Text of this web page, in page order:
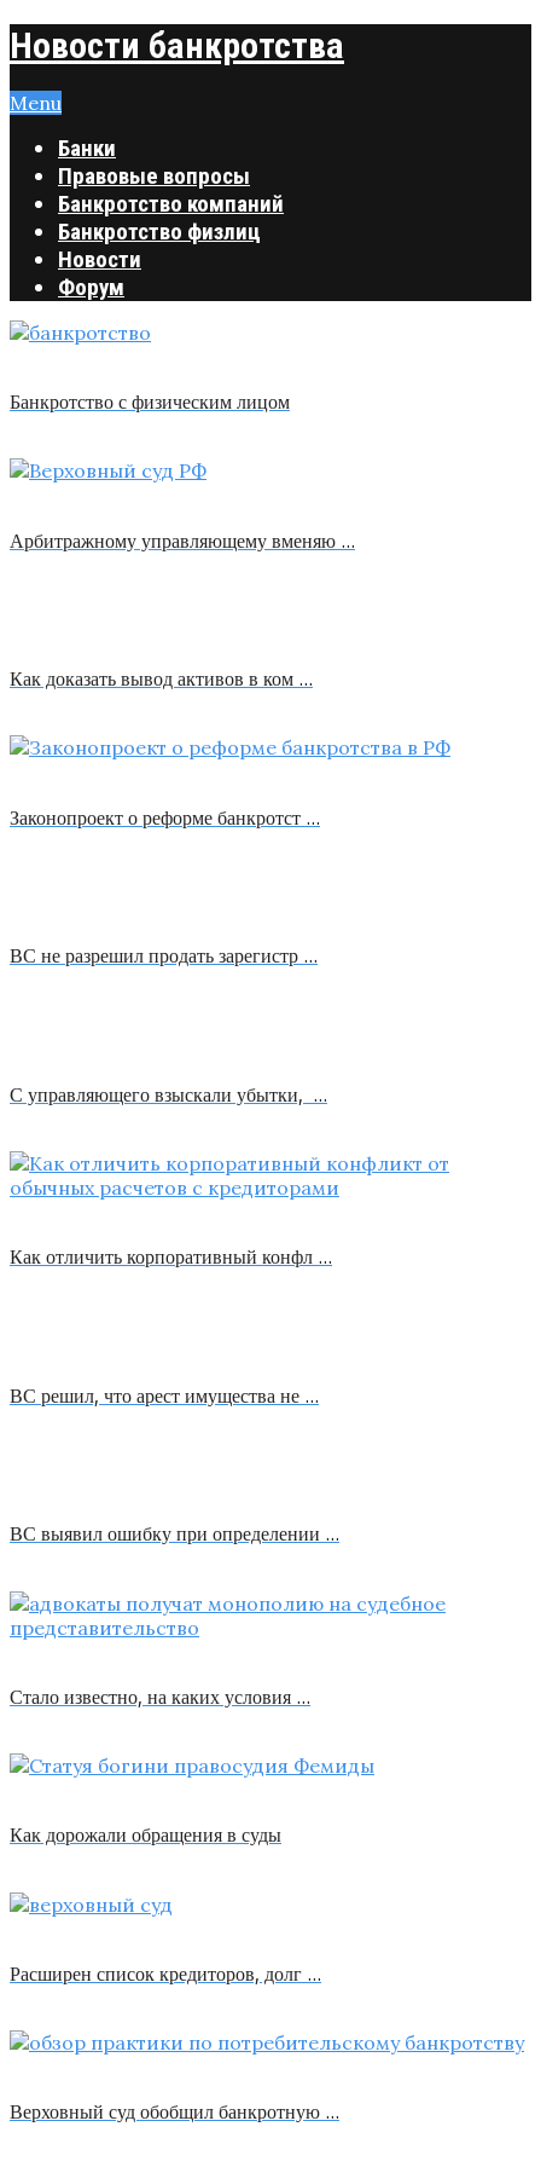
Новости банкротства
Menu
Банки
Правовые вопросы
Банкротство компаний
Банкротство физлиц
Новости
Форум
Банкротство с физическим лицом
Арбитражному управляющему вменяю …
Как доказать вывод активов в ком …
Законопроект о реформе банкротст …
ВС не разрешил продать зарегистр …
С управляющего взыскали убытки, …
Как отличить корпоративный конфл …
ВС решил, что арест имущества не …
ВС выявил ошибку при определении …
Стало известно, на каких условия …
Как дорожали обращения в суды
Расширен список кредиторов, долг …
Верховный суд обобщил банкротную …